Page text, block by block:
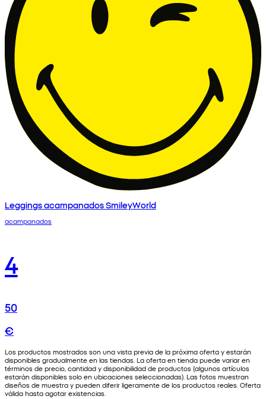
Leggings acampanados SmileyWorld
acampanados
4
50
€
Los productos mostrados son una vista previa de la próxima oferta y estarán
disponibles gradualmente en las tiendas. La oferta en tienda puede variar en
términos de precio, cantidad y disponibilidad de productos (algunos artículos
estarán disponibles solo en ubicaciones seleccionadas). Las fotos muestran
diseños de muestra y pueden diferir ligeramente de los productos reales. Oferta
válida hasta agotar existencias.